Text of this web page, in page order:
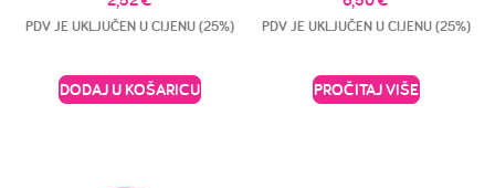
PDV JE UKLJUČEN U CIJENU (25%)
DODAJ U KOŠARICU
PDV JE UKLJUČEN U CIJENU (25%)
PROČITAJ VIŠE